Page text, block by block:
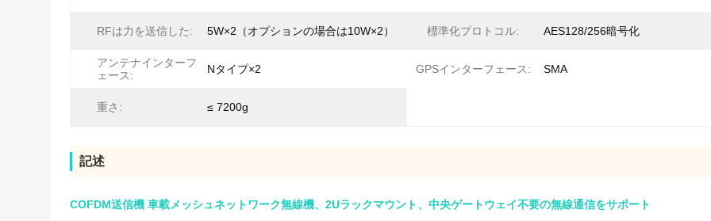
RFは力を送信した: 5W×2（オプションの場合は10W×2） 標準化プロトコル: AES128/256暗号化
アンテナインターフ
ェース:
Nタイプ×2 GPSインターフェース: SMA
重さ: ≤ 7200g
記述
COFDM送信機 車載メッシュネットワーク無線機、2Uラックマウント、中央ゲートウェイ不要の無線通信をサポート